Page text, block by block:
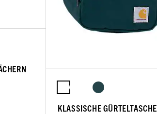
KLASSISCHE GÜRTELTASCHE